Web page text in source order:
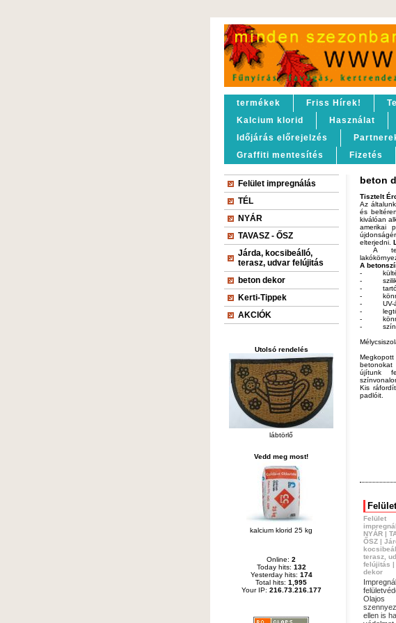
termékek Friss Hírek!
Kalcium klorid
Használat
Időjárás előrejelzés
Graffiti mentesítés
Fizetés
Felület impregnálás
TÉL
NYÁR
TAVASZ - ŐSZ
Járda, kocsibeálló,
terasz, udvar felújitás
beton dekor
Kerti-Tippek
AKCIÓK
Utolsó rendelés
lábtörlő
Vedd meg most!
kalcium klorid 25 kg
Online: 2
Today hits: 132
Yesterday hits: 174
Total hits: 1,995
Your IP: 216.73.216.177
beton
Tisztelt
Az
és
kiválóan
amerikai
elterjedni.
A
A
-
-
-
-
-
UV-
-
-
-
betonokat
újítunk
Kis
padlóit.
Felület
NYÁR|
ŐSZ|
terasz,
felújitás |
dekor
Olajos
ellen is